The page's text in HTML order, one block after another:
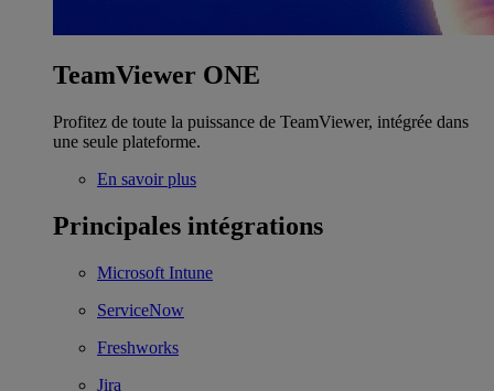
TeamViewer ONE
Profitez de toute la puissance de TeamViewer, intégrée dans
une seule plateforme.
En savoir plus
Principales intégrations
Microsoft Intune
ServiceNow
Freshworks
Jira